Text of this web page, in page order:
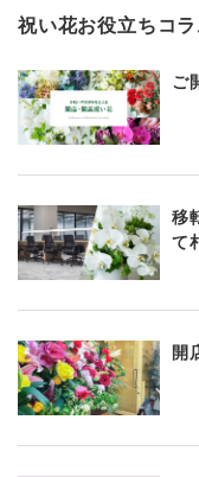
祝い花お役立ちコラ
ご
移
て
開